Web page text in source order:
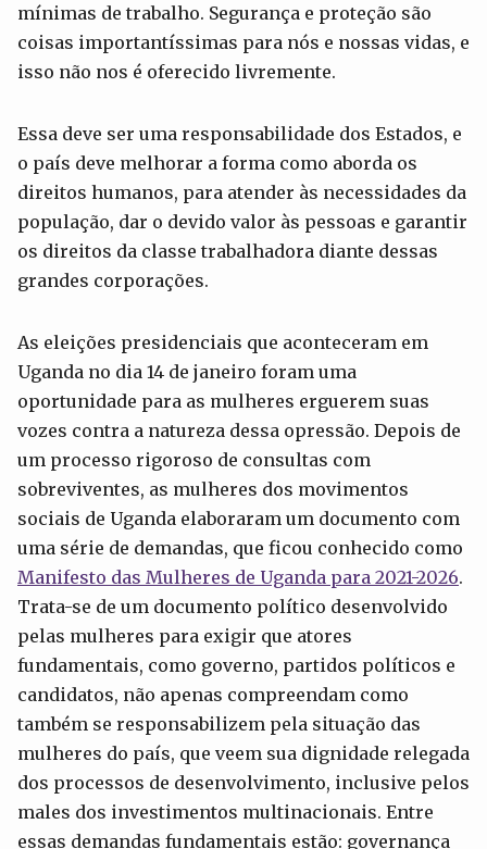
mínimas de trabalho. Segurança e proteção são
coisas importantíssimas para nós e nossas vidas, e
isso não nos é oferecido livremente.
Essa deve ser uma responsabilidade dos Estados, e
o país deve melhorar a forma como aborda os
direitos humanos, para atender às necessidades da
população, dar o devido valor às pessoas e garantir
os direitos da classe trabalhadora diante dessas
grandes corporações.
As eleições presidenciais que aconteceram em
Uganda no dia 14 de janeiro foram uma
oportunidade para as mulheres erguerem suas
vozes contra a natureza dessa opressão. Depois de
um processo rigoroso de consultas com
sobreviventes, as mulheres dos movimentos
sociais de Uganda elaboraram um documento com
uma série de demandas, que ficou conhecido como
Manifesto das Mulheres de Uganda para 2021-2026.
Trata-se de um documento político desenvolvido
pelas mulheres para exigir que atores
fundamentais, como governo, partidos políticos e
candidatos, não apenas compreendam como
também se responsabilizem pela situação das
mulheres do país, que veem sua dignidade relegada
dos processos de desenvolvimento, inclusive pelos
males dos investimentos multinacionais. Entre
essas demandas fundamentais estão: governança